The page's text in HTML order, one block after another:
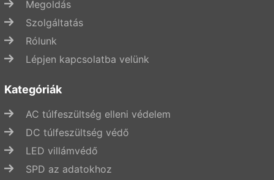
Megoldás
Szolgáltatás
Rólunk
Lépjen kapcsolatba velünk
Kategóriák
AC túlfeszültség elleni védelem
DC túlfeszültség védő
LED villámvédő
SPD az adatokhoz